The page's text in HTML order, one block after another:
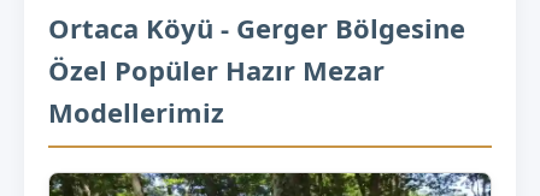
Ortaca Köyü - Gerger Bölgesine
Özel Popüler Hazır Mezar
Modellerimiz